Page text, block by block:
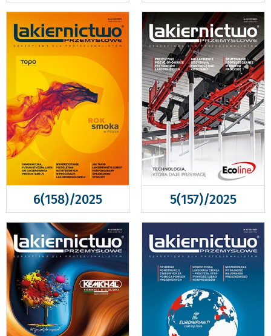
6(158)/2025 5(157)/2025